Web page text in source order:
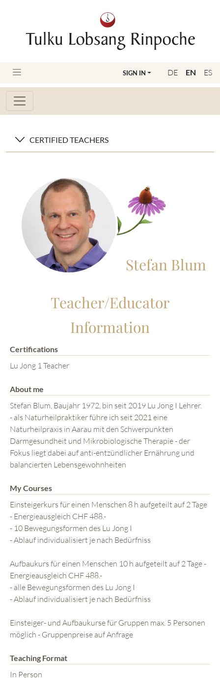
DE EN ES
SIGN IN
CERTIFIED TEACHERS
Stefan Blum
Teacher/Educator
Information
Certifications
Lu Jong 1 Teacher
About me
Stefan Blum, Baujahr 1972, bin seit 2019 Lu Jong I Lehrer.
- als Naturheilpraktiker führe ich seit 2021 eine
Naturheilpraxis in Aarau mit den Schwerpunkten
Darmgesundheit und Mikrobiologische Therapie - der
Fokus liegt dabei auf anti-entzündlicher Ernährung und
balancierten Lebensgewohnheiten
My Courses
Einsteigerkurs für einen Menschen 8 h aufgeteilt auf 2 Tage
- Energieausgleich CHF 488.-
- 10 Bewegungsformen des Lu Jong I
- Ablauf individualisiert je nach Bedürfniss
Aufbaukurs für einen Menschen 10 h aufgeteilt auf 2 Tage -
Energieausgleich CHF 488.-
- alle Bewegungsformen des Lu Jong I
- Ablauf individualisiert je nach Bedürfniss
Einsteiger- und Aufbaukurse für Gruppen max. 5 Personen
möglich - Gruppenpreise auf Anfrage
Teaching Format
In Person